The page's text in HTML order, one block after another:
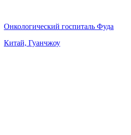
Онкологический госпиталь Фуда
Китай, Гуанчжоу